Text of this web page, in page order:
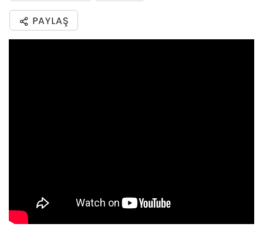
PAYLAŞ